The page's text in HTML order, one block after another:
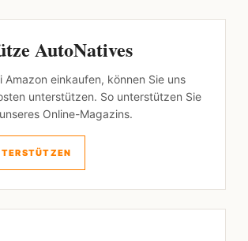
AutoNatives
Amazon einkaufen, können Sie uns
unterstützen. So unterstützen Sie
Online-Magazins.